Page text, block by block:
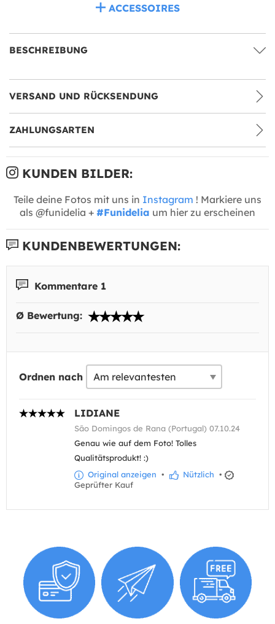
ACCESSOIRES
BESCHREIBUNG
VERSAND UND RÜCKSENDUNG
ZAHLUNGSARTEN
KUNDEN BILDER:
Teile deine Fotos mit uns in Instagram ! Markiere uns
als @funidelia + #Funidelia um hier zu erscheinen
KUNDENBEWERTUNGEN:
Kommentare 1
Ø Bewertung:
Ordnen nach
LIDIANE
São Domingos de Rana (Portugal) 07.10.24
Genau wie auf dem Foto! Tolles
Qualitätsprodukt! :)
Original anzeigen • Nützlich •
Geprüfter Kauf